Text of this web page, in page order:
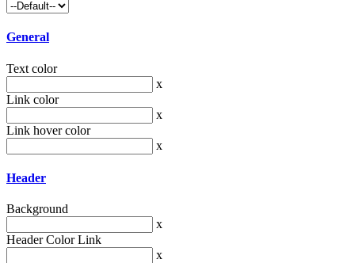
General
Text color
x
Link color
x
Link hover color
x
Header
Background
x
Header Color Link
x